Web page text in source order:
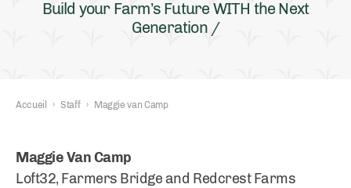
Build your Farm’s Future WITH the Next
Generation /
Accueil › Staff › Maggie van Camp
Maggie Van Camp
Loft32, Farmers Bridge and Redcrest Farms